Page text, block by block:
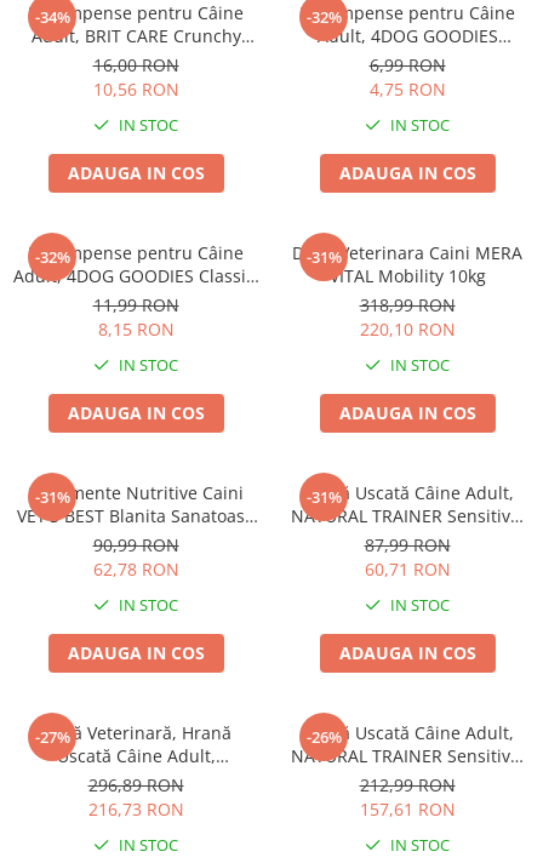
-34%
Recompense pentru Câine
Adult, BRIT CARE Crunchy
Cracker, Insecte, Iepure și
Fenicul, 200g
16,00 RON
10,56 RON
IN STOC
ADAUGA IN COS
-32%
Recompense pentru Câine
Adult, 4DOG GOODIES
Trainer, Miel și Orez, 150g
6,99 RON
4,75 RON
IN STOC
ADAUGA IN COS
-32%
Recompense pentru Câine
Adult, 4DOG GOODIES Classic,
Jerky Tenders Pui, 100g
11,99 RON
8,15 RON
IN STOC
ADAUGA IN COS
-31%
Dieta Veterinara Caini MERA
VITAL Mobility 10kg
318,99 RON
220,10 RON
IN STOC
ADAUGA IN COS
-31%
Suplimente Nutritive Caini
VET'S BEST Blanita Sanatoasa
60 tablete
90,99 RON
62,78 RON
IN STOC
ADAUGA IN COS
-31%
Hrană Uscată Câine Adult,
NATURAL TRAINER Sensitive,
Fără Gluten, Talie Mică,
Iepure, 2kg
87,99 RON
60,71 RON
IN STOC
ADAUGA IN COS
-27%
Dietă Veterinară, Hrană
Uscată Câine Adult,
EXCLUSION Intestinal, Talie
Mică, Porc și Orez, 7kg
296,89 RON
216,73 RON
IN STOC
-26%
Hrană Uscată Câine Adult,
NATURAL TRAINER Sensitive,
Talie Mică, Prosciutto Crudo,
7kg
212,99 RON
157,61 RON
IN STOC